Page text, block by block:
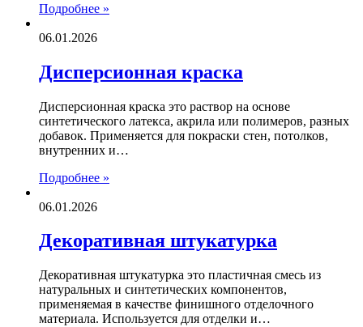
Подробнее »
06.01.2026
Дисперсионная краска
Дисперсионная краска это раствор на основе
синтетического латекса, акрила или полимеров, разных
добавок. Применяется для покраски стен, потолков,
внутренних и…
Подробнее »
06.01.2026
Декоративная штукатурка
Декоративная штукатурка это пластичная смесь из
натуральных и синтетических компонентов,
применяемая в качестве финишного отделочного
материала. Используется для отделки и…